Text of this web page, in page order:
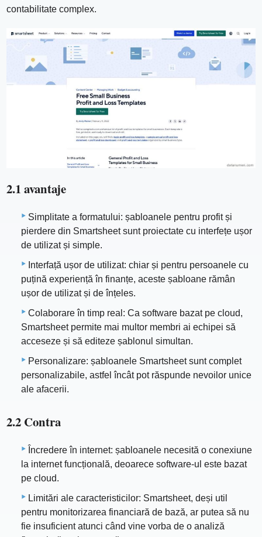
contabilitate complex.
2.1 avantaje
Simplitate a formatului: șabloanele pentru profit și
pierdere din Smartsheet sunt proiectate cu interfețe ușor
de utilizat și simple.
Interfață ușor de utilizat: chiar și pentru persoanele cu
puțină experiență în finanțe, aceste șabloane rămân
ușor de utilizat și de înțeles.
Colaborare în timp real: Ca software bazat pe cloud,
Smartsheet permite mai multor membri ai echipei să
acceseze și să editeze șablonul simultan.
Personalizare: șabloanele Smartsheet sunt complet
personalizabile, astfel încât pot răspunde nevoilor unice
ale afacerii.
2.2 Contra
Încredere în internet: șabloanele necesită o conexiune
la internet funcțională, deoarece software-ul este bazat
pe cloud.
Limitări ale caracteristicilor: Smartsheet, deși util
pentru monitorizarea financiară de bază, ar putea să nu
fie insuficient atunci când vine vorba de o analiză